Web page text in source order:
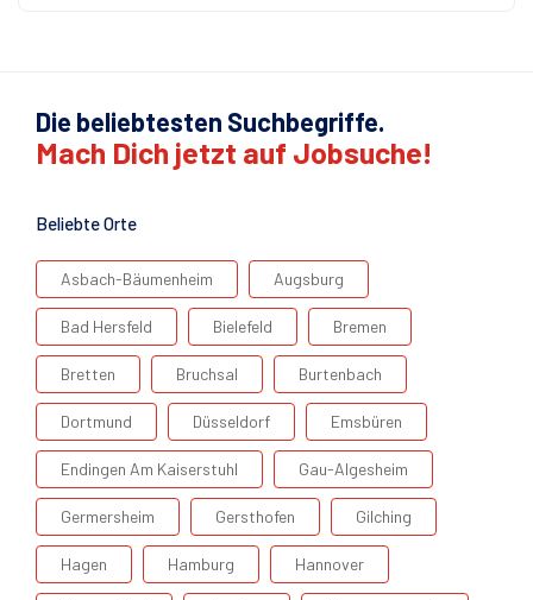
Die beliebtesten Suchbegriffe.
Mach Dich jetzt auf Jobsuche!
Beliebte Orte
Asbach-Bäumenheim Augsburg
Bad Hersfeld Bielefeld Bremen
Bretten Bruchsal Burtenbach
Dortmund Düsseldorf Emsbüren
Endingen Am Kaiserstuhl Gau-Algesheim
Germersheim Gersthofen Gilching
Hagen Hamburg Hannover